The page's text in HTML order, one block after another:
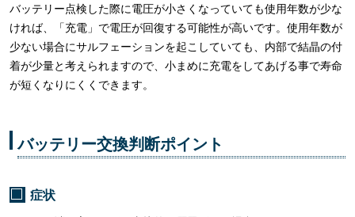
バッテリー点検した際に電圧が小さくなっていても使用年数が少な
ければ、「充電」で電圧が回復する可能性が高いです。使用年数が
少ない場合にサルフェーションを起こしていても、内部で結晶の付
着が少量と考えられますので、小まめに充電をしてあげる事で寿命
が短くなりにくくできます。
バッテリー交換判断ポイント
症状